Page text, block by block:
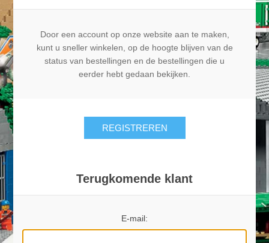
Contact
Door een account op onze website aan te maken,
kunt u sneller winkelen, op de hoogte blijven van de
status van bestellingen en de bestellingen die u
eerder hebt gedaan bekijken.
REGISTREREN
Terugkomende klant
E-mail: